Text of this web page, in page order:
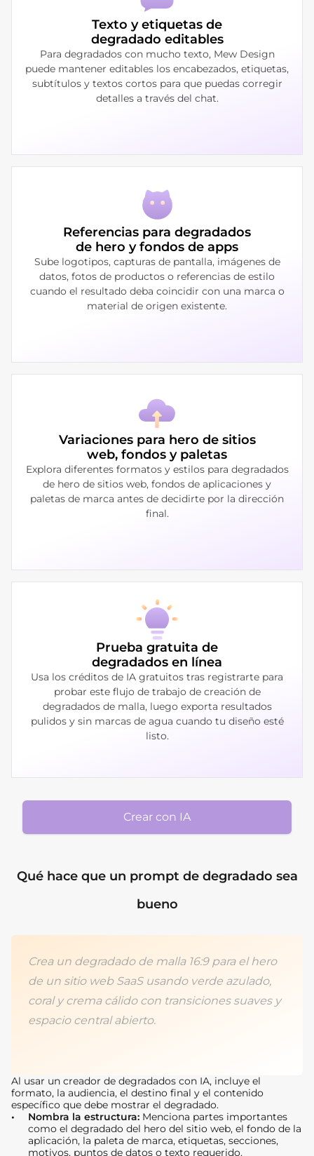
Texto y etiquetas de
degradado editables
Para degradados con mucho texto, Mew Design
puede mantener editables los encabezados, etiquetas,
subtítulos y textos cortos para que puedas corregir
detalles a través del chat.
Referencias para degradados
de hero y fondos de apps
Sube logotipos, capturas de pantalla, imágenes de
datos, fotos de productos o referencias de estilo
cuando el resultado deba coincidir con una marca o
material de origen existente.
Variaciones para hero de sitios
web, fondos y paletas
Explora diferentes formatos y estilos para degradados
de hero de sitios web, fondos de aplicaciones y
paletas de marca antes de decidirte por la dirección
final.
Prueba gratuita de
degradados en línea
Usa los créditos de IA gratuitos tras registrarte para
probar este flujo de trabajo de creación de
degradados de malla, luego exporta resultados
pulidos y sin marcas de agua cuando tu diseño esté
listo.
Crear con IA
Qué hace que un prompt de degradado sea
bueno
Crea un degradado de malla 16:9 para el hero
de un sitio web SaaS usando verde azulado,
coral y crema cálido con transiciones suaves y
espacio central abierto.
Al usar un creador de degradados con IA, incluye el
formato, la audiencia, el destino final y el contenido
específico que debe mostrar el degradado.
Nombra la estructura: Menciona partes importantes
como el degradado del hero del sitio web, el fondo de la
aplicación, la paleta de marca, etiquetas, secciones,
motivos, puntos de datos o texto requerido.